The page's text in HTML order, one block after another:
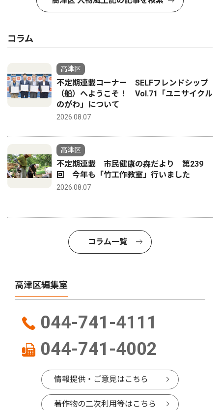
コラム
高津区
不定期連載コーナー SELFフレンドシップ
（船）へようこそ！ Vol.71「ユニサイクル
のがわ」について
2026.08.07
高津区
不定期連載 市民健康の森だより 第239
回 今年も「竹工作教室」行いました
2026.08.07
コラム一覧
高津区編集室
044-741-4111
044-741-4002
情報提供・ご意見はこちら
著作物の二次利用等はこちら